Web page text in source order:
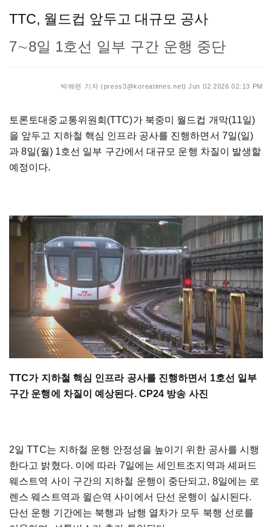
TTC, 월드컵 앞두고 대규모 공사
7∼8일 1호선 일부 구간 운행 중단
박해련 기자 (press3@koreatimes.net) Jun 02 2026 02:13 PM
토론토대중교통위원회(TTC)가 북중미 월드컵 개막(11일)
을 앞두고 지하철 핵심 인프라 공사를 진행하면서 7일(일)
과 8일(월) 1호선 일부 구간에서 대규모 운행 차질이 발생할
예정이다.
TTC가 지하철 핵심 인프라 공사를 진행하면서 1호선 일부
구간 운행에 차질이 예상된다. CP24 방송 사진
2일 TTC는 지하철 운행 안정성을 높이기 위한 공사를 시행
한다고 밝혔다. 이에 따라 7일에는 세인트조지역과 셰퍼드
웨스트역 사이 구간의 지하철 운행이 중단되고, 8일에는 로
렌스 웨스트역과 윌슨역 사이에서 단선 운행이 실시된다.
단선 운행 기간에는 북행과 남행 열차가 모두 북행 선로를